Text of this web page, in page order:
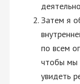
Затем я
по всем
чтобы мы
увидеть